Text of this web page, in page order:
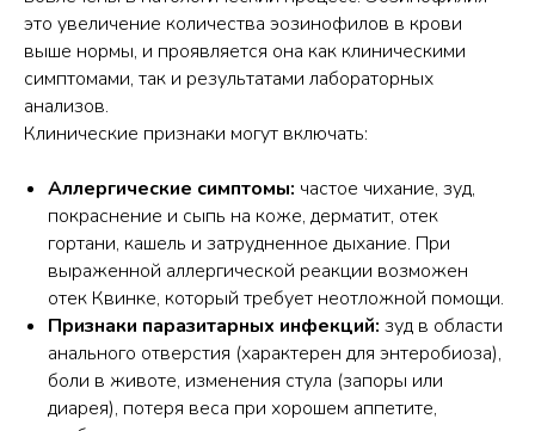
это увеличение количества эозинофилов в крови
выше нормы, и проявляется она как клиническими
симптомами, так и результатами лабораторных
анализов.
Клинические признаки могут включать:
Аллергические симптомы: частое чихание, зуд,
покраснение и сыпь на коже, дерматит, отек
гортани, кашель и затрудненное дыхание. При
выраженной аллергической реакции возможен
отек Квинке, который требует неотложной помощи.
Признаки паразитарных инфекций: зуд в области
анального отверстия (характерен для энтеробиоза),
боли в животе, изменения стула (запоры или
диарея), потеря веса при хорошем аппетите,